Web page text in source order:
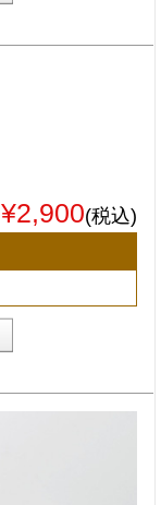
¥2,900(税込)